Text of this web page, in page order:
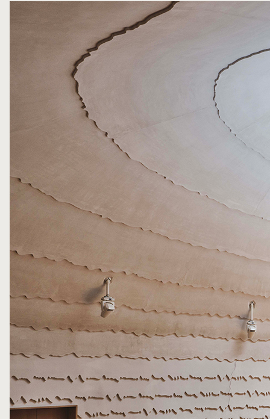
音的當代表演空間，與舊館形成鮮明而互補的對話。
當建築本身就是一件樂器
新音樂廳的核心理念，是將整座建築視為一件樂器來打造。
圓錐狀的量體平面呈橢圓、剖面呈錐形，宛如一顆從林間探
出頭來的貝殼；外觀覆滿鱗片狀排列的預氧化銅板，會隨時
間逐漸形成更深沉的大地色澤，自然融入周遭森林景觀。內
部則規劃近 500 席觀眾席，以橢圓形平面與向上收束的空
間比例，引導聲音在空間中自然流動。